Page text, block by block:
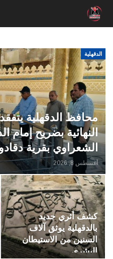
الدقهلية
محافظ الدقهلية
النهائية بضريح إمام
الشعراوي بقرية
أغسطس 8, 2026
كشف أثري جديد
بالدقهلية يوثق آلاف
السنين من الاستيطان
البشري